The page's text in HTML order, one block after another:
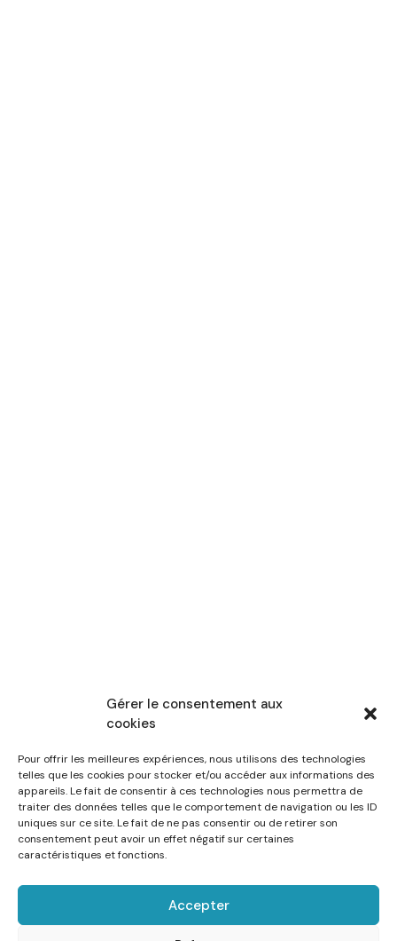
Gérer le consentement aux
cookies
Pour offrir les meilleures expériences, nous utilisons des technologies
telles que les cookies pour stocker et/ou accéder aux informations des
appareils. Le fait de consentir à ces technologies nous permettra de
traiter des données telles que le comportement de navigation ou les ID
uniques sur ce site. Le fait de ne pas consentir ou de retirer son
consentement peut avoir un effet négatif sur certaines
caractéristiques et fonctions.
Accepter